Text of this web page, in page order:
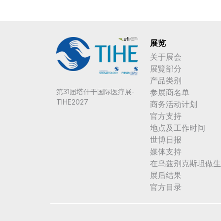
第31届塔什干国际医疗展-
TIHE2027
展览
关于展会
展覽部分
产品类别
参展商名单
商务活动计划
官方支持
地点及工作时间
世博日报
媒体支持
在乌兹别克斯坦做
展后结果
官方目录